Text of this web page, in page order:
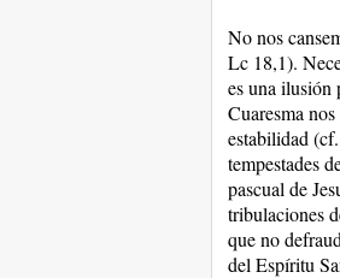
No nos
Lc 18,1).
es una ilusión
Cuaresma
estabilidad
tempestades
pascual de
tribulaciones
que no
del Espíritu